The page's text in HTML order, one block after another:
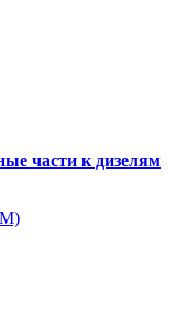
части к дизелям